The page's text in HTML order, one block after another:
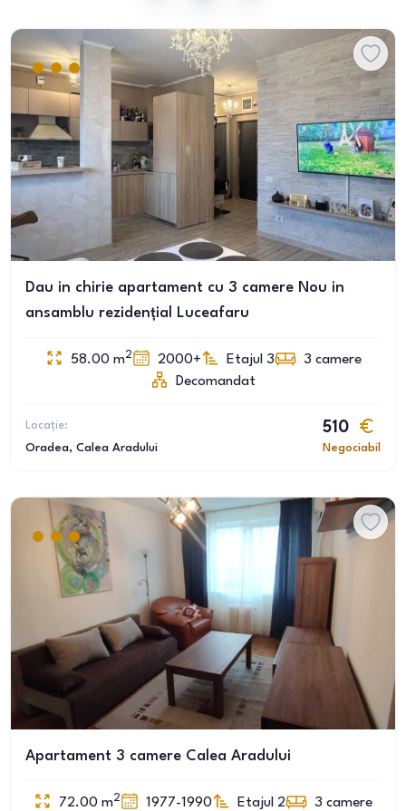
Dau in chirie apartament cu 3 camere Nou in
ansamblu rezidențial Luceafaru
58.00 m2 2000+ Etajul 3 3 camere
Decomandat
Locație:
Oradea, Calea Aradului
510
Negociabil
Apartament 3 camere Calea Aradului
72.00 m2 1977-1990 Etajul 2 3 camere